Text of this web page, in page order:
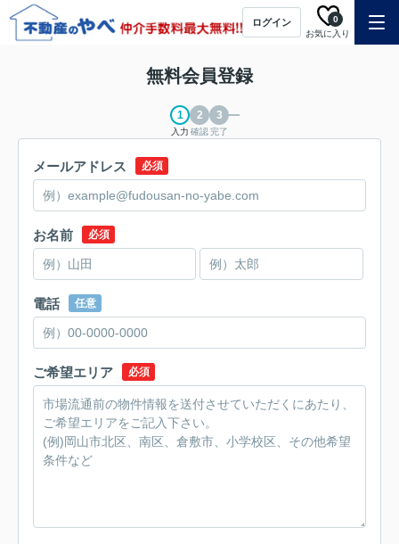
ログイン
お気に入り
0
無料会員登録
入力 確認完了
メールアドレス 必須
お名前 必須
電話 任意
ご希望エリア 必須